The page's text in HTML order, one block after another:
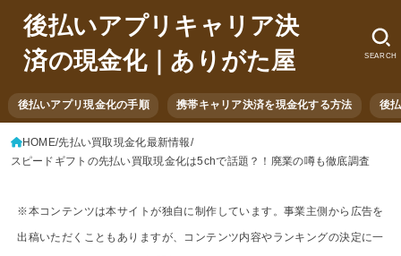
後払いアプリキャリア決
済の現金化｜ありがた屋
後払いアプリ現金化の手順 携帯キャリア決済を現金化する方法 後
SEARCH
HOME 先払い買取現金化最新情報
スピードギフトの先払い買取現金化は5chで話題？！廃業の噂も徹底調査
※本コンテンツは本サイトが独自に制作しています。事業主側から広告を
出稿いただくこともありますが、コンテンツ内容やランキングの決定に一